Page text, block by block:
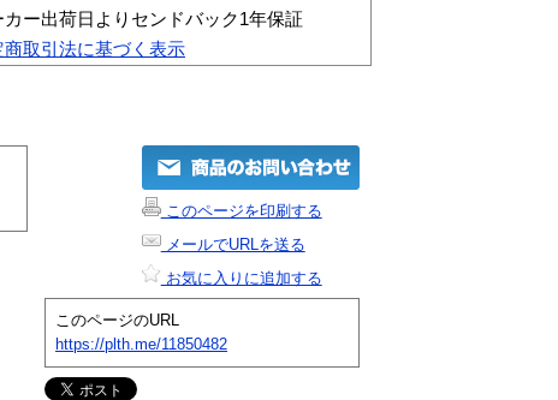
カー出荷日よりセンドバック1年保証
商取引法に基づく表示
このページを印刷する
メールでURLを送る
お気に入りに追加する
このページのURL
https://plth.me/11850482